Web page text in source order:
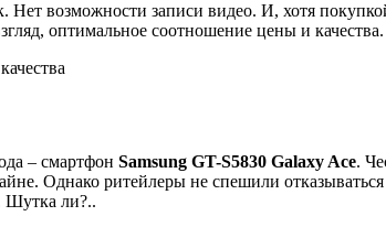
возможности записи видео. И, хотя
оптимальное соотношение цены и качества.
– смартфон Samsung GT-S5830 Galaxy Ace.
Однако ритейлеры не спешили
Шутка ли?..